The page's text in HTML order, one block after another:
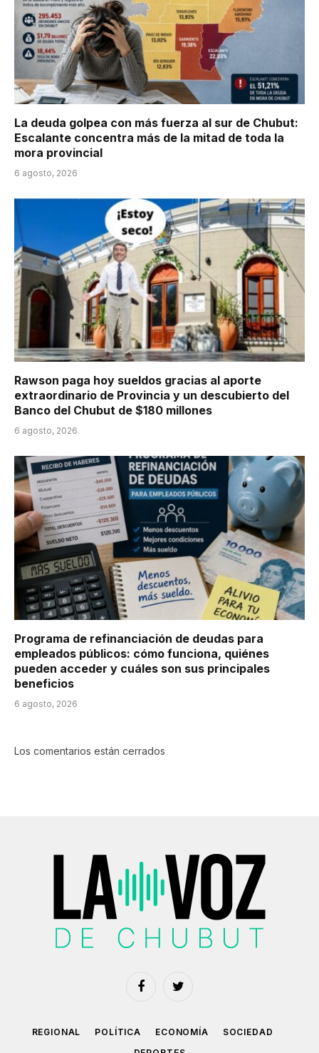
La deuda golpea con más fuerza al sur de Chubut:
Escalante concentra más de la mitad de toda la
mora provincial
6 agosto, 2026
Rawson paga hoy sueldos gracias al aporte
extraordinario de Provincia y un descubierto del
Banco del Chubut de $180 millones
6 agosto, 2026
Programa de refinanciación de deudas para
empleados públicos: cómo funciona, quiénes
pueden acceder y cuáles son sus principales
beneficios
6 agosto, 2026
Los comentarios están cerrados
FacebookTwitter
REGIONAL POLÍTICA ECONOMÍA
SOCIEDAD